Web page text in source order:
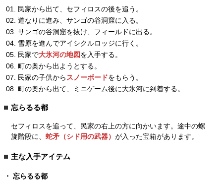
民家から出て、セフィロスの後を追う。
道なりに進み、サンゴの谷洞窟に入る。
サンゴの谷洞窟を抜け、フィールドに出る。
雪原を進んでアイシクルロッジに行く。
民家で大氷河の地図を入手する。
町の奥から出ようとする。
民家の子供から スノーボードをもらう。
町の奥から出て、ミニゲーム後に大氷河に到着する。
忘らるる都
セフィロスを追って、民家の右上の方に向かいます。途中の螺
旋階段に、 蛇矛（シド用の武器） が入った宝箱があります。
主な入手アイテム
忘らるる都